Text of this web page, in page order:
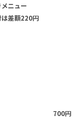
ニュー
は差額220円
700円